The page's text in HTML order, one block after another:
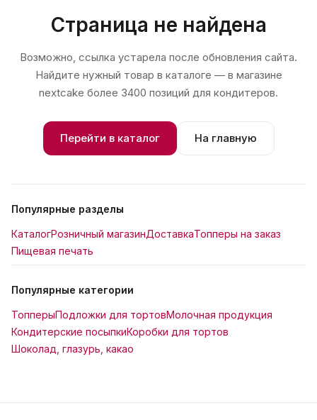
Страница не найдена
Возможно, ссылка устарела после обновления сайта.
Найдите нужный товар в каталоге — в магазине
nextcake более 3400 позиций для кондитеров.
Перейти в каталог На главную
Популярные разделы
КаталогРозничный магазинДоставкаТопперы на заказ
Пищевая печать
Популярные категории
ТопперыПодложки для тортовМолочная продукция
Кондитерские посыпкиКоробки для тортов
Шоколад, глазурь, какао